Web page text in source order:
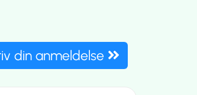
din anmeldelse